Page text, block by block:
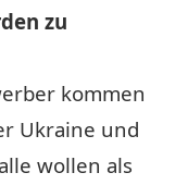
zu
kommen
Ukraine und
wollen als